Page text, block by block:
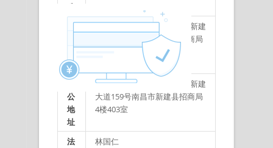
称
注
地
址
江西省南昌市新建县长堎镇新建
大道159号南昌市新建县招商局
4楼403室
办
公
地
址
江西省南昌市新建县长堎镇新建
大道159号南昌市新建县招商局
4楼403室
法
林国仁